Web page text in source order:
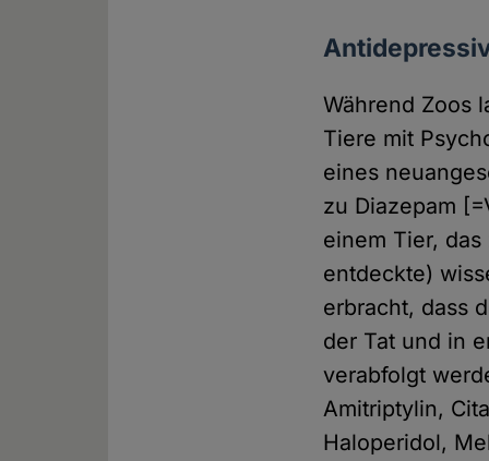
Während Zoos
Tiere mit
eines
zu Diazepam
einem Tier,
entdeckte)
erbracht, dass
der Tat und in
verabfolgt
Amitriptylin,
Haloperidol,